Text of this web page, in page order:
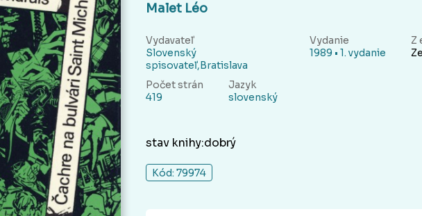
Malet Léo
Vydavateľ
Slovenský
spisovateľ,Bratislava
Vydanie
1989 • 1. vydanie
Z
Počet strán
419
Jazyk
slovenský
stav knihy:dobrý
Kód: 79974